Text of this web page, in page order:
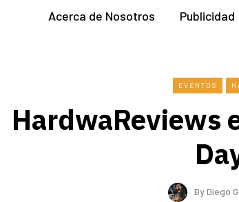
Acerca de Nosotros Publicidad
EVENTOS
HardwaReviews
ByDiego